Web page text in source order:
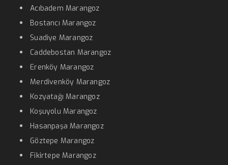
Acıbadem Marangoz
Bostancı Marangoz
Suadiye Marangoz
Caddebostan Marangoz
Erenköy Marangoz
Merdivenköy Marangoz
Kozyatağı Marangoz
Koşuyolu Marangoz
Hasanpaşa Marangoz
Göztepe Marangoz
Fikirtepe Marangoz